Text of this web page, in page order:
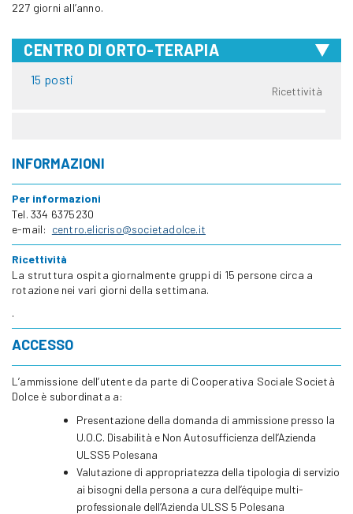
227 giorni all’anno.
CENTRO DI ORTO-TERAPIA
15 posti
Ricettività
INFORMAZIONI
Per informazioni
Tel. 334 6375230
e-mail: centro.elicriso@societadolce.it
Ricettività
La struttura ospita giornalmente gruppi di 15 persone circa a
rotazione nei vari giorni della settimana.
.
ACCESSO
L’ammissione dell’utente da parte di Cooperativa Sociale Società
Dolce è subordinata a:
Presentazione della domanda di ammissione presso la
U.O.C. Disabilità e Non Autosufficienza dell’Azienda
ULSS5 Polesana
Valutazione di appropriatezza della tipologia di servizio
ai bisogni della persona a cura dell’équipe multi-
professionale dell’Azienda ULSS 5 Polesana